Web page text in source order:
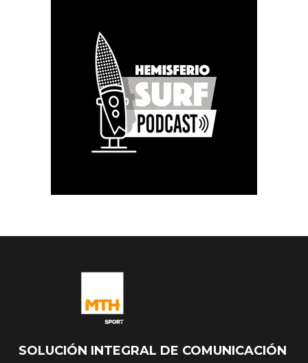
SOLUCIÓN INTEGRAL DE COMUNICACIÓN